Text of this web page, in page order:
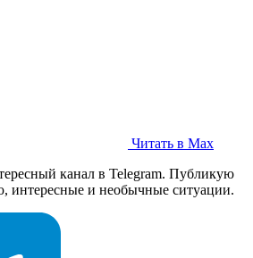
Читать в Max
канал в Telegram. Публикую
интересные и необычные ситуации.